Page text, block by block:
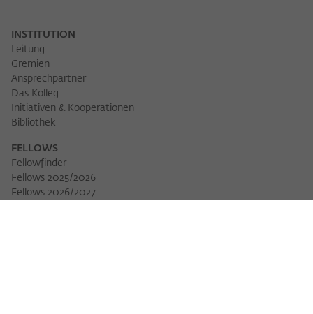
INSTITUTION
Leitung
Gremien
Ansprechpartner
Das Kolleg
Initiativen & Kooperationen
Bibliothek
FELLOWS
Fellowfinder
Fellows 2025/2026
Fellows 2026/2027